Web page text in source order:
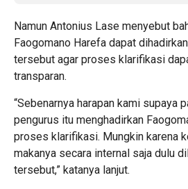
Namun Antonius Lase menyebut
Faogomano Harefa dapat
tersebut agar proses klarifikasi
transparan.
“Sebenarnya harapan kami supaya
pengurus itu menghadirkan
proses klarifikasi. Mungkin karena
makanya secara internal saja dulu
tersebut,” katanya lanjut.